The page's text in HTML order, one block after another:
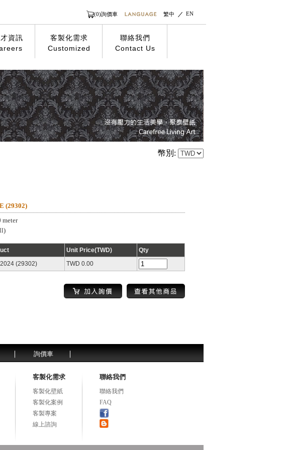
EN
繁中
(0)詢價車
資訊 客製化需求
Customized
聯絡我們
Contact Us
幣別:
(29302)
meter
Unit Price(TWD)
Qty
(29302) TWD 0.00
詢價車
客製化需求
客製化壁紙
客製化案例
客製專案
線上諮詢
聯絡我們
聯絡我們
FAQ